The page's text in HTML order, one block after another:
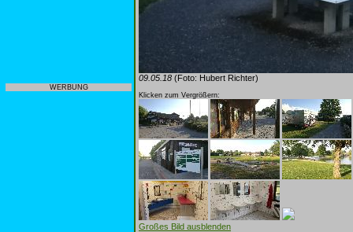
WERBUNG
09.05.18 (Foto: Hubert Richter)
Klicken zum Vergrößern:
Großes Bild ausblenden